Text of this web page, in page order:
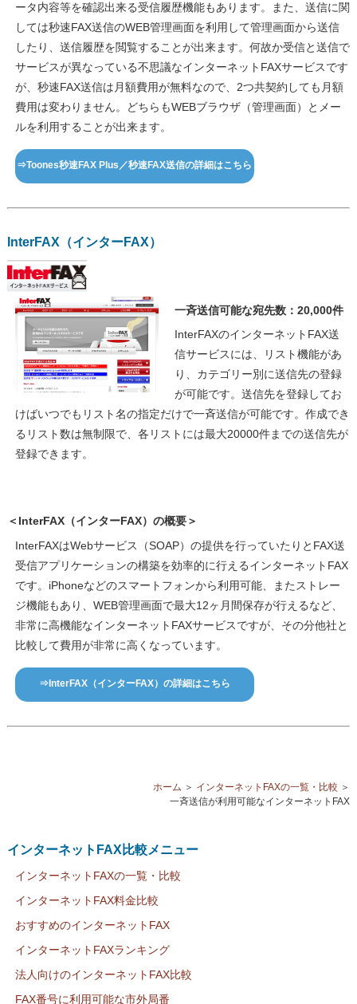
ータ内容等を確認出来る受信履歴機能もあります。また、送信に関
しては秒速FAX送信のWEB管理画面を利用して管理画面から送信
したり、送信履歴を閲覧することが出来ます。何故か受信と送信で
サービスが異なっている不思議なインターネットFAXサービスです
が、秒速FAX送信は月額費用が無料なので、2つ共契約しても月額
費用は変わりません。どちらもWEBブラウザ（管理画面）とメー
ルを利用することが出来ます。
⇒Toones秒速FAX Plus／秒速FAX送信の詳細はこちら
InterFAX（インターFAX）
一斉送信可能な宛先数：20,000件
InterFAXのインターネットFAX送
信サービスには、リスト機能があ
り、カテゴリー別に送信先の登録
が可能です。送信先を登録してお
けばいつでもリスト名の指定だけで一斉送信が可能です。作成でき
るリスト数は無制限で、各リストには最大20000件までの送信先が
登録できます。
＜InterFAX（インターFAX）の概要＞
InterFAXはWebサービス（SOAP）の提供を行っていたりとFAX送
受信アプリケーションの構築を効率的に行えるインターネットFAX
です。iPhoneなどのスマートフォンから利用可能、またストレー
ジ機能もあり、WEB管理画面で最大12ヶ月間保存が行えるなど、
非常に高機能なインターネットFAXサービスですが、その分他社と
比較して費用が非常に高くなっています。
⇒InterFAX（インターFAX）の詳細はこちら
ホーム ＞ インターネットFAXの一覧・比較 ＞
一斉送信が利用可能なインターネットFAX
インターネットFAX比較メニュー
インターネットFAXの一覧・比較
インターネットFAX料金比較
おすすめのインターネットFAX
インターネットFAXランキング
法人向けのインターネットFAX比較
FAX番号に利用可能な市外局番